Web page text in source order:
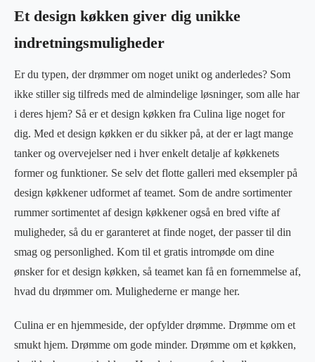
Et design køkken giver dig unikke
indretningsmuligheder
Er du typen, der drømmer om noget unikt og anderledes? Som
ikke stiller sig tilfreds med de almindelige løsninger, som alle har
i deres hjem? Så er et design køkken fra Culina lige noget for
dig. Med et design køkken er du sikker på, at der er lagt mange
tanker og overvejelser ned i hver enkelt detalje af køkkenets
former og funktioner. Se selv det flotte galleri med eksempler på
design køkkener udformet af teamet. Som de andre sortimenter
rummer sortimentet af design køkkener også en bred vifte af
muligheder, så du er garanteret at finde noget, der passer til din
smag og personlighed. Kom til et gratis intromøde om dine
ønsker for et design køkken, så teamet kan få en fornemmelse af,
hvad du drømmer om. Mulighederne er mange her.
Culina er en hjemmeside, der opfylder drømme. Drømme om et
smukt hjem. Drømme om gode minder. Drømme om et køkken,